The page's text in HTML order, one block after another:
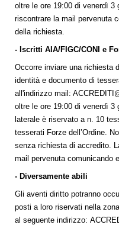
oltre le ore 19:00 di venerdì 3
riscontrare la mail pervenuta
della richiesta.
- Iscritti AIA/FIGC/CONI e
Occorre inviare una richiesta
identità e documento di
all'indirizzo mail:
oltre le ore 19:00 di venerdì 3
laterale è riservato a n. 10
tesserati Forze dell’Ordine.
senza richiesta di accredito.
mail pervenuta comunicando
- Diversamente abili
Gli aventi diritto potranno
posti a loro riservati nella
al seguente indirizzo: